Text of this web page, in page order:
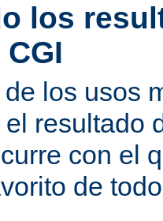
los
los usos
resultado
con el
de